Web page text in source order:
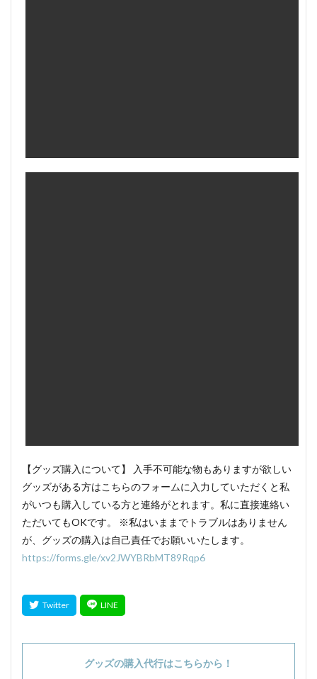
【グッズ購入について】 入手不可能な物もありますが欲しい
グッズがある方はこちらのフォームに入力していただくと私
がいつも購入している方と連絡がとれます。私に直接連絡い
ただいてもOKです。 ※私はいままでトラブルはありません
が、グッズの購入は自己責任でお願いいたします。
https://forms.gle/xv2JWYBRbMT89Rqp6
グッズの購入代行はこちらから！